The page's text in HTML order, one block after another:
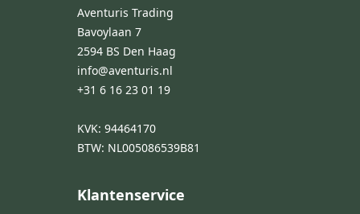
Aventuris Trading
Bavoylaan 7
2594 BS Den Haag
info@aventuris.nl
+31 6 16 23 01 19
KVK: 94464170
BTW: NL005086539B81
Klantenservice